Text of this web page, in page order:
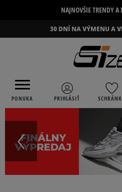
NAJNOVŠIE TRENDY
30 DNÍ NA VÝMENU A
PONUKA PRIHLÁSIŤ